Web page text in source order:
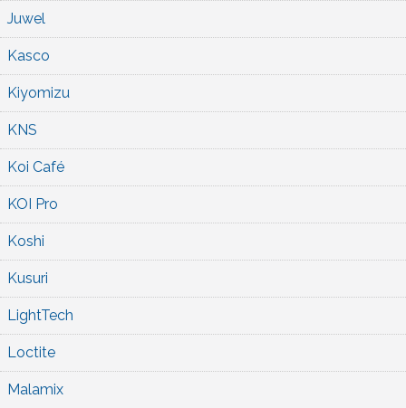
Juwel
Kasco
Kiyomizu
KNS
Koi Café
KOI Pro
Koshi
Kusuri
LightTech
Loctite
Malamix